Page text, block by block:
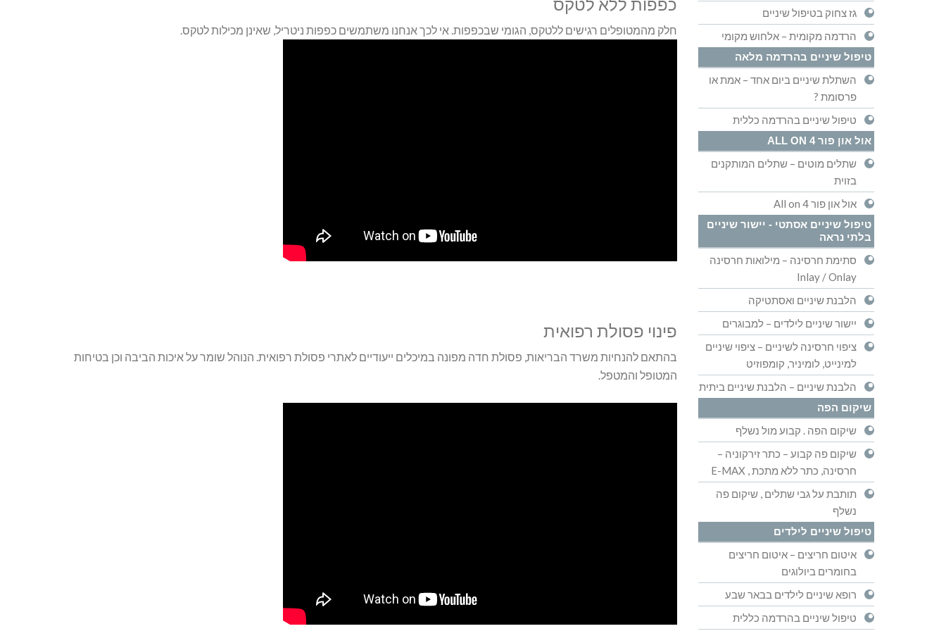
חלק מהמטופלים רגישים ללטקס, הגומי שבכפפות. אי לכך אנחנו משתמשים כפפות ניטריל, שאינן מכילות לטקס.
פינוי פסולת רפואית
בהתאם להנחיות משרד הבריאות, פסולת חדה מפונה במיכלים ייעודיים לאתרי פסולת רפואית. הנוהל שומר על איכות הביבה וכן בטיחות
המטופל והמטפל.
גז צחוק בטיפול שיניים
הרדמה מקומית – אלחוש מקומי
טיפול שיניים בהרדמה מלאה
השתלת שיניים ביום אחד – אמת או
פרסומת ?
טיפול שיניים בהרדמה כללית
אול און פור ALL ON 4
שתלים מוטים – שתלים המותקנים
בזוית
אול און פור All on 4
טיפול שיניים אסתטי - יישור שיניים
בלתי נראה
סתימת חרסינה – מילואות חרסינה
Inlay / Onlay
הלבנת שיניים ואסתטיקה
יישור שיניים לילדים – למבוגרים
ציפוי חרסינה לשיניים – ציפוי שיניים
למינייט, לומיניר, קומפוזיט
הלבנת שיניים – הלבנת שיניים ביתית
שיקום הפה
שיקום הפה . קבוע מול נשלף
שיקום פה קבוע – כתר זירקוניה –
חרסינה, כתר ללא מתכת , E-MAX
תותבת על גבי שתלים , שיקום פה
נשלף
טיפול שיניים לילדים
איטום חריצים – איטום חריצים
בחומרים ביולוגים
רופא שיניים לילדים בבאר שבע
טיפול שיניים בהרדמה כללית